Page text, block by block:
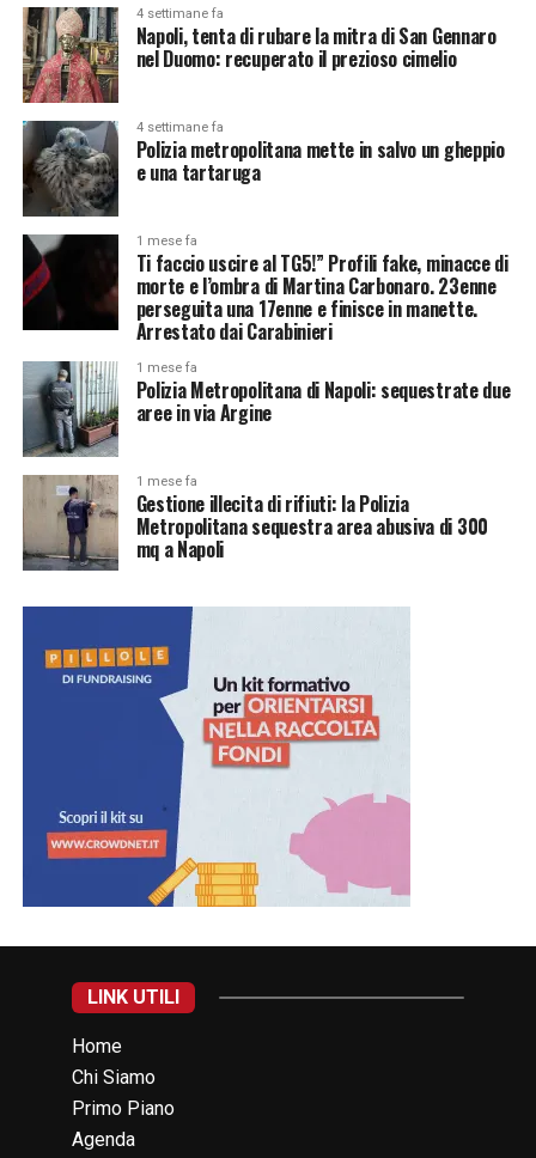
4 settimane fa
Napoli, tenta di rubare la mitra di San Gennaro
nel Duomo: recuperato il prezioso cimelio
4 settimane fa
Polizia metropolitana mette in salvo un gheppio
e una tartaruga
1 mese fa
Ti faccio uscire al TG5!” Profili fake, minacce di
morte e l’ombra di Martina Carbonaro. 23enne
perseguita una 17enne e finisce in manette.
Arrestato dai Carabinieri
1 mese fa
Polizia Metropolitana di Napoli: sequestrate due
aree in via Argine
1 mese fa
Gestione illecita di rifiuti: la Polizia
Metropolitana sequestra area abusiva di 300
mq a Napoli
LINK UTILI
Home
Chi Siamo
Primo Piano
Agenda